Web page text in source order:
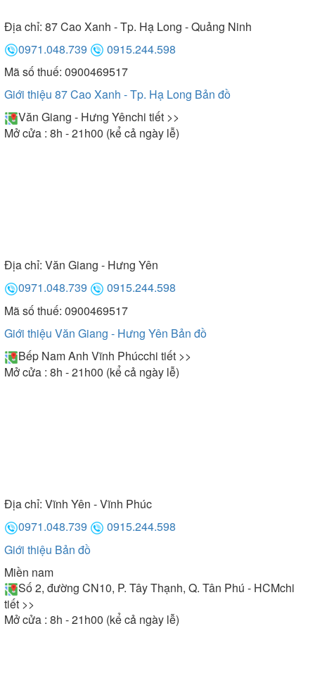
Địa chỉ: 87 Cao Xanh - Tp. Hạ Long - Quảng Ninh
0971.048.739
0915.244.598
Mã số thuế: 0900469517
Giới thiệu 87 Cao Xanh - Tp. Hạ Long Bản đồ
Văn Giang - Hưng Yênchi tiết >>
Mở cửa : 8h - 21h00 (kể cả ngày lễ)
Địa chỉ: Văn Giang - Hưng Yên
0971.048.739
0915.244.598
Mã số thuế: 0900469517
Giới thiệu Văn Giang - Hưng Yên Bản đồ
Bếp Nam Anh Vĩnh Phúcchi tiết >>
Mở cửa : 8h - 21h00 (kể cả ngày lễ)
Địa chỉ: Vĩnh Yên - Vĩnh Phúc
0971.048.739
0915.244.598
Giới thiệu Bản đồ
Miền nam
Số 2, đường CN10, P. Tây Thạnh, Q. Tân Phú - HCMchi
tiết >>
Mở cửa : 8h - 21h00 (kể cả ngày lễ)